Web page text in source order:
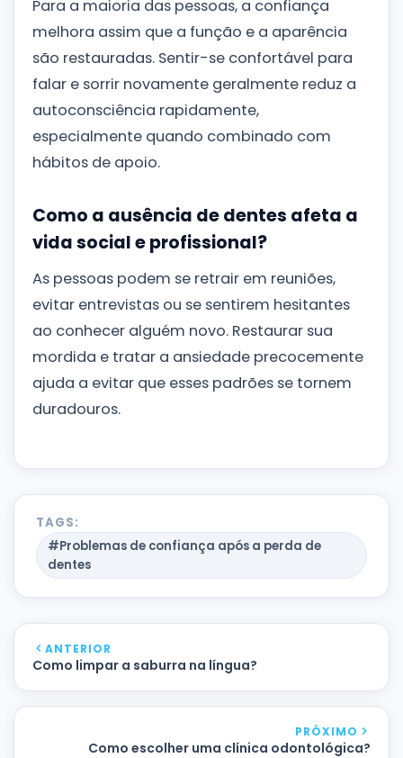
Para a maioria das pessoas, a confiança
melhora assim que a função e a aparência
são restauradas. Sentir-se confortável para
falar e sorrir novamente geralmente reduz a
autoconsciência rapidamente,
especialmente quando combinado com
hábitos de apoio.
Como a ausência de dentes afeta a
vida social e profissional?
As pessoas podem se retrair em reuniões,
evitar entrevistas ou se sentirem hesitantes
ao conhecer alguém novo. Restaurar sua
mordida e tratar a ansiedade precocemente
ajuda a evitar que esses padrões se tornem
duradouros.
TAGS:
#Problemas de confiança após a perda de
dentes
ANTERIOR
Como limpar a saburra na língua?
PRÓXIMO
Como escolher uma clínica odontológica?